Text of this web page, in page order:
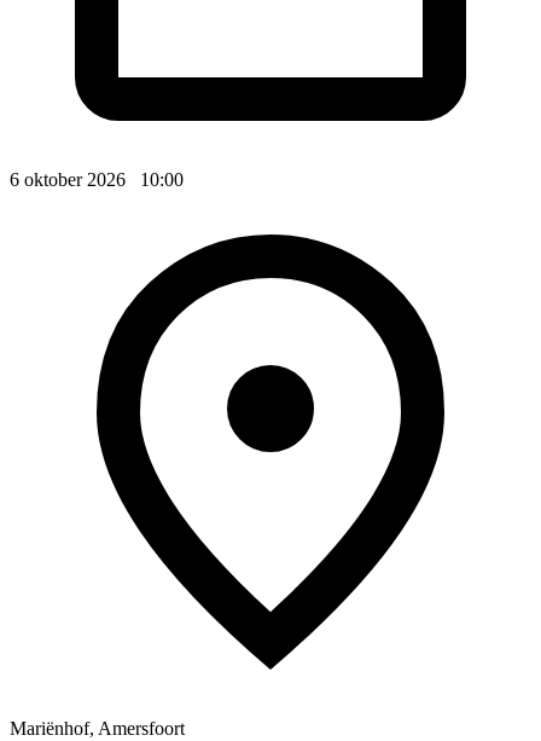
6 oktober 2026 10:00
Mariënhof, Amersfoort